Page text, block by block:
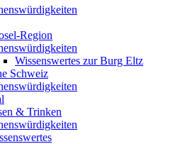
Region
Wissenswertes zur Burg Eltz
Schweiz
& Trinken